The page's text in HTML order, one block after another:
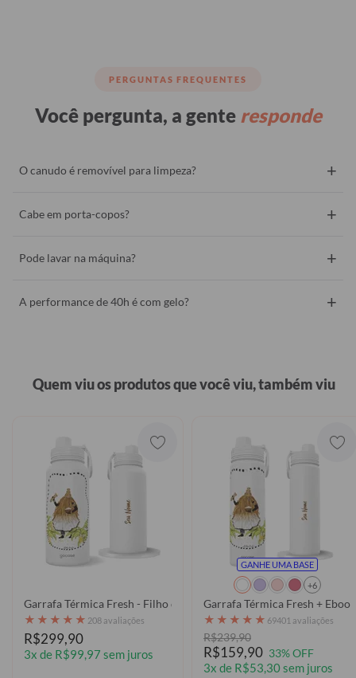
PERGUNTAS FREQUENTES
Você pergunta, a gente responde
O canudo é removível para limpeza? +
Cabe em porta-copos? +
Pode lavar na máquina? +
A performance de 40h é com gelo? +
Quem viu os produtos que você viu, também viu
Garrafa Térmica Fresh - Filho de Omolu
★ ★ ★ ★ ★ 208 avaliações
R$299,90
3x de R$99,97 sem juros
GANHE UMA BASE
+6
Garrafa Térmica Fresh +
★ ★ ★ ★ ★ 69401 avaliações
R$239,90
R$159,90 33% OFF
3x de R$53,30 sem juros